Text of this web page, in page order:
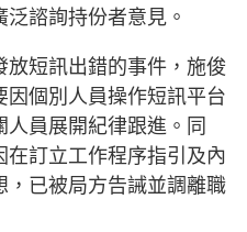
諮詢持份者意見。
放短訊出錯的事件，施俊
個別人員操作短訊平台
員展開紀律跟進。同
在訂立工作程序指引及內
，已被局方告誡並調離職